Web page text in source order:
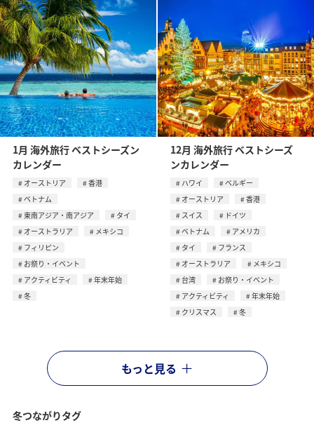
1月 海外旅行 ベストシーズン
カレンダー
オーストリア
香港
ベトナム
東南アジア・南アジア
タイ
オーストラリア
メキシコ
フィリピン
お祭り・イベント
アクティビティ
年末年始
冬
12月 海外旅行 ベストシーズ
ンカレンダー
ハワイ
ベルギー
オーストリア
香港
スイス
ドイツ
ベトナム
アメリカ
タイ
フランス
オーストラリア
メキシコ
台湾
お祭り・イベント
アクティビティ
年末年始
クリスマス
冬
もっと見る
冬つながりタグ